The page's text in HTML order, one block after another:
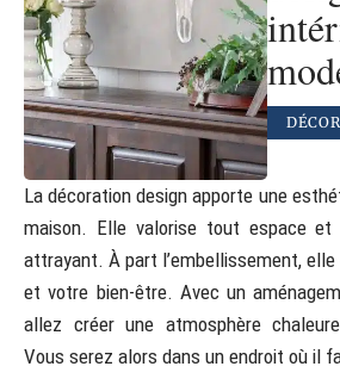
La décoration design apporte une
maison. Elle valorise tout espace et
attrayant. À part l’embellissement,
et votre bien-être. Avec un
allez créer une atmosphère
Vous serez alors dans un endroit où il